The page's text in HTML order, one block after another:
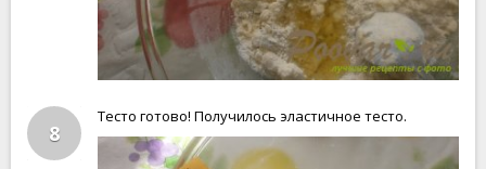
8
Тесто готово! Получилось эластичное тесто.